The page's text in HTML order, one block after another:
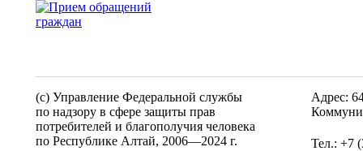
(c) Управление Федеральной службы
по надзору в сфере защиты прав
потребителей и благополучия человека
по Республике Алтай, 2006—2024 г.
Адрес:
Тел.: +7